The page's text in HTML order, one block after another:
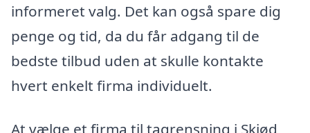
informeret valg. Det kan også spare dig
penge og tid, da du får adgang til de
bedste tilbud uden at skulle kontakte
hvert enkelt firma individuelt.
At vælge et firma til tagrensning i Skjød